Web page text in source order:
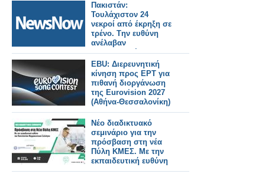
Πακιστάν:
Τουλάχιστον 24
νεκροί από έκρηξη σε
τρένο. Tην ευθύνη
ανέλαβαν
αυτονομιστές
μαχητές.
EBU: Διερευνητική
κίνηση προς ΕΡΤ για
πιθανή διοργάνωση
της Eurovision 2027
(Αθήνα-Θεσσαλονίκη)
Νέο διαδικτυακό
σεμινάριο για την
πρόσβαση στη νέα
Πύλη ΚΜΕΣ. Με την
εκπαιδευτική ευθύνη
του ΠΦΣ